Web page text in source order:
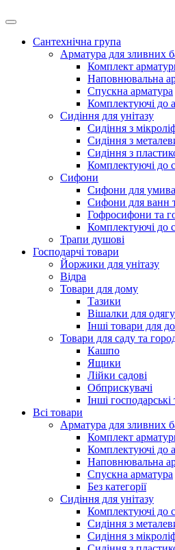
Сантехнічна група
Арматура для зливних
Комплект
Наповнювальна
Спускна арматура
Комплектуючі до
Сидіння для унітазу
Сидіння з
Сидіння з
Сидіння з
Комплектуючі до
Сифони
Сифони для
Сифони для ванн
Гофросифони та
Комплектуючі до
Трапи душові
Господарчі товари
Йоржики для унітазу
Відра
Товари для дому
Тазики
Вішалки для одягу
Інші товари для
Товари для саду та
Кашпо
Ящики
Лійки садові
Обприскувачі
Інші господарські
Всі товари
Арматура для зливних
Комплект
Комплектуючі до
Наповнювальна
Спускна арматура
Без категорії
Сидіння для унітазу
Комплектуючі до
Сидіння з
Сидіння з